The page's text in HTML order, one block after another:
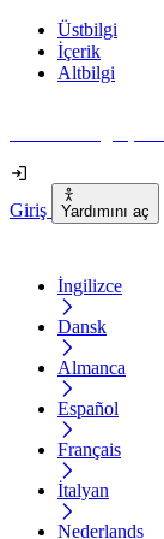
Üstbilgi
İçerik
Altbilgi
Giriş Yardımını aç
İngilizce
Dansk
Almanca
Español
Français
İtalyan
Nederlands